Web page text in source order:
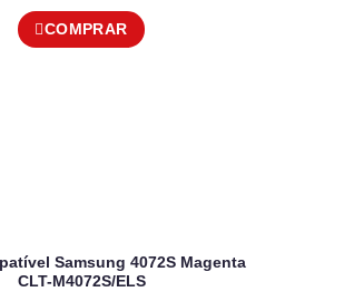
COMPRAR
Samsung 4072S Magenta
CLT-M4072S/ELS